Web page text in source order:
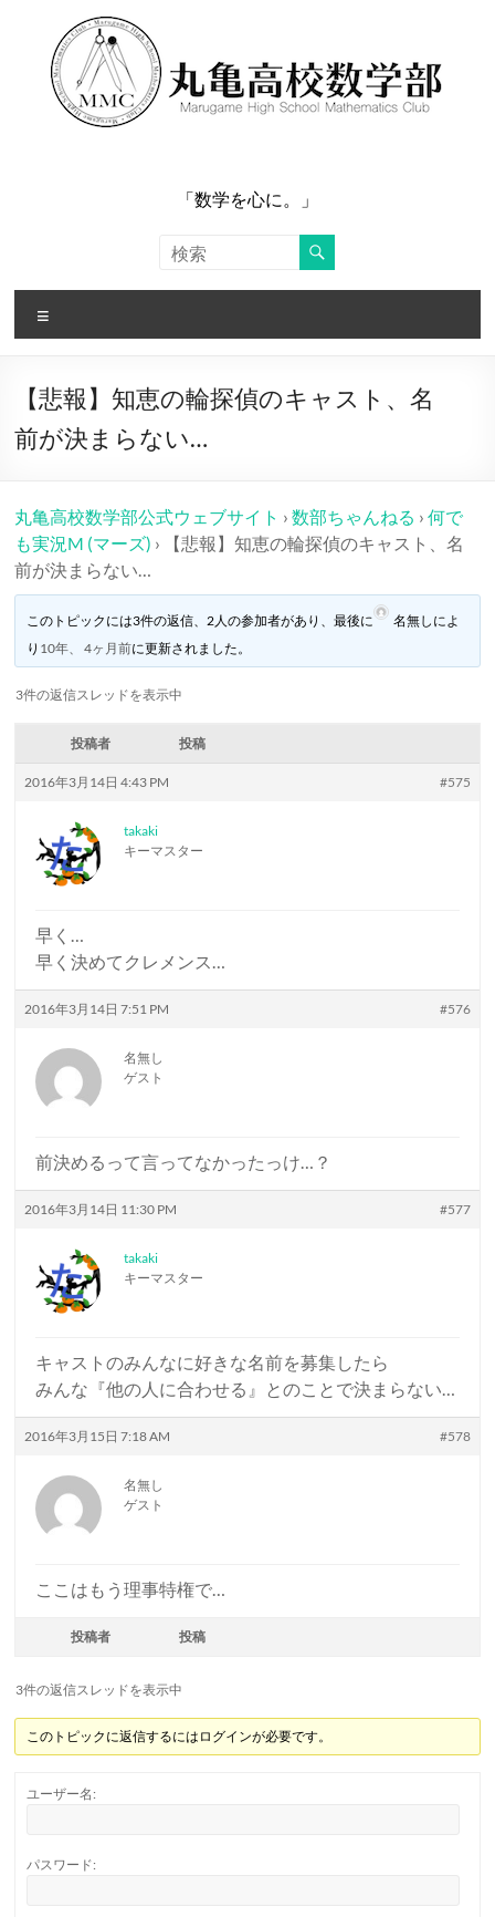
「数学を心に。」
ニ
ー
【悲報】知恵の輪探偵のキャスト、名
前が決まらない…
丸亀高校数学部公式ウェブサイト › 数部ちゃんねる › 何で
も実況M (マーズ) ›
【悲報】知恵の輪探偵のキャスト、名
前が決まらない…
このトピックには3件の返信、2人の参加者があり、最後に 名無し によ
り 10年、 4ヶ月前に更新されました。
3件の返信スレッドを表示中
投稿者 投稿
2016年3月14日 4:43 PM #575
takaki
キーマスター
早く…
早く決めてクレメンス…
2016年3月14日 7:51 PM #576
名無し
ゲスト
前決めるって言ってなかったっけ…？
2016年3月14日 11:30 PM #577
takaki
キーマスター
キャストのみんなに好きな名前を募集したら
みんな『他の人に合わせる』とのことで決まらない…
2016年3月15日 7:18 AM #578
名無し
ゲスト
ここはもう理事特権で…
投稿者 投稿
3件の返信スレッドを表示中
このトピックに返信するにはログインが必要です。
ユーザー名:
パスワード: